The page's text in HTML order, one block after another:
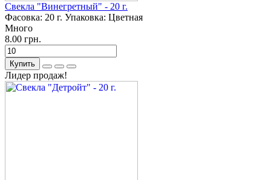
Свекла "Винегретный" - 20 г.
Фасовка: 20 г. Упаковка: Цветная
Много
8.00 грн.
Купить
Лидер продаж!